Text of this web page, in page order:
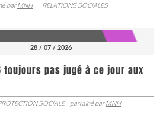
parMNH RELATIONS SOCIALES
28 / 07 / 2026
toujours pas jugé à ce jour aux
SOCIALE parrainé parMNH